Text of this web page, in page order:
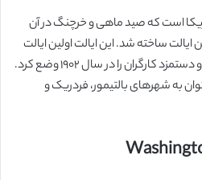
است که صید ماهی و خرچنگ در آن
ایالت ساخته شد. این ایالت اولین ایالت
در آمریکا است که قوانین حقوق و دستمزد کارگران را در سال ۱۹۰۲ وضع کرد.
به شهرهای بالتیمور، فردریک و